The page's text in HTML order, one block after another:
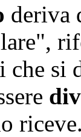
deriva
si